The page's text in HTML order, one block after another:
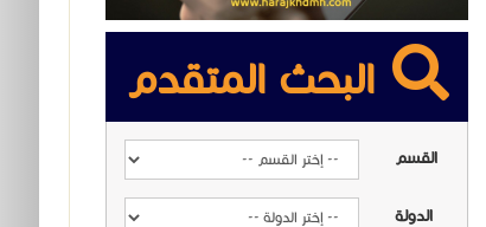
البحث المتقدم
القسم
الدولة